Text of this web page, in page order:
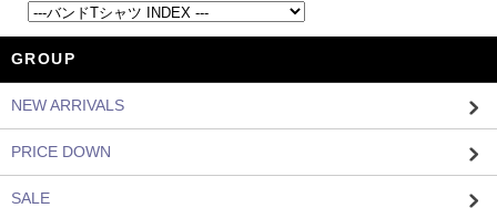
GROUP
NEW ARRIVALS
PRICE DOWN
SALE